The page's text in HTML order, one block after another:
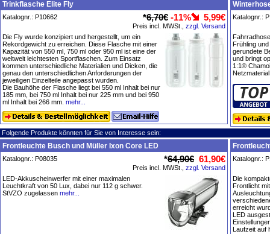
Trinkflasche Elite Fly
Katalognr.: P10662 *6,70€ -11% 5,99€
Preis incl. MWSt., zzgl. Versand
Die Fly wurde konzipiert und hergestellt, um ein
Rekordgewicht zu erreichen. Diese Flasche mit einer
Kapazität von 550 ml, 750 ml oder 950 ml ist eine der
weltweit leichtesten Sportflaschen. Zum Einsatz
kommen unterschiedliche Materialien und Dicken, die
genau den unterschiedlichen Anforderungen der
jeweiligen Einzelteile angepasst wurden.
Die Bauhöhe der Flasche liegt bei 550 ml Inhalt bei nur
185 mm, bei 750 ml Inhalt bei nur 225 mm und bei 950
ml Inhalt bei 266 mm. mehr...
Katalognr.:
Frühling
gerundete
und bringt
1:1®
Folgende Produkte könnten für Sie von Interesse sein:
Frontleuchte Busch und Müller Ixon Core LED
Katalognr.: P08035 *64,90€ 61,90€
Preis incl. MWSt., zzgl. Versand
LED-Akkuscheinwerfer mit einer maximalen
Leuchtkraft von 50 Lux, dabei nur 112 g schwer.
StVZO zugelassen mehr...
Katalognr.:
Die
Frontlicht
erreicht
LED
Laufzeit auf